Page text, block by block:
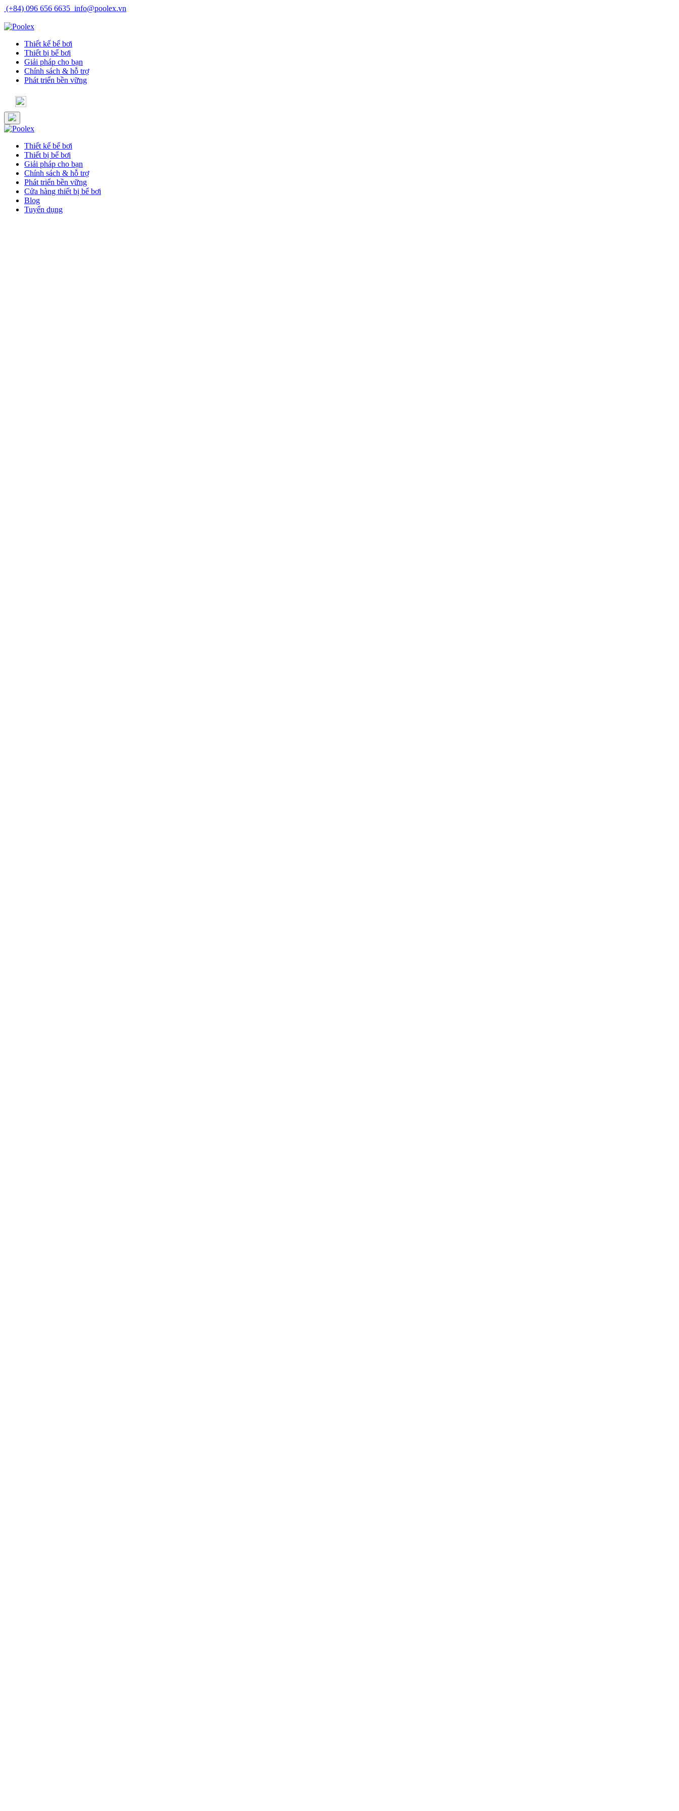
Skip
content
(+84) 096 656 6635 info@poolex.vn
Thiết kế bể bơi
Thiết bị bể bơi
Giải pháp cho bạn
Chính sách & hỗ trợ
Phát triển bền vững
Thiết kế bể bơi
Thiết bị bể bơi
Giải pháp cho bạn
Chính sách & hỗ trợ
Phát triển bền vững
Cửa hàng thiết bị bể bơi
Blog
Tuyển dụng